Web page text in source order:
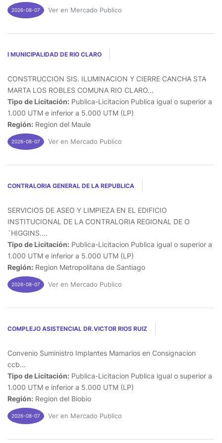
2026-08-07 Ver en Mercado Publico
I MUNICIPALIDAD DE RIO CLARO
CONSTRUCCION SIS. ILUMINACION Y CIERRE CANCHA STA
MARTA LOS ROBLES COMUNA RIO CLARO...
Tipo de Licitación: Publica-Licitacion Publica igual o superior a
1.000 UTM e inferior a 5.000 UTM (LP)
Región: Region del Maule
2026-08-07 Ver en Mercado Publico
CONTRALORIA GENERAL DE LA REPUBLICA
SERVICIOS DE ASEO Y LIMPIEZA EN EL EDIFICIO
INSTITUCIONAL DE LA CONTRALORIA REGIONAL DE O
´HIGGINS....
Tipo de Licitación: Publica-Licitacion Publica igual o superior a
1.000 UTM e inferior a 5.000 UTM (LP)
Región: Region Metropolitana de Santiago
2026-08-07 Ver en Mercado Publico
COMPLEJO ASISTENCIAL DR.VICTOR RIOS RUIZ
Convenio Suministro Implantes Mamarios en Consignacion
ccb...
Tipo de Licitación: Publica-Licitacion Publica igual o superior a
1.000 UTM e inferior a 5.000 UTM (LP)
Región: Region del Biobio
2026-08-07 Ver en Mercado Publico